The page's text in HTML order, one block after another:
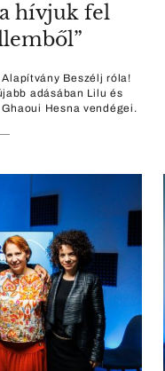
hívjuk fel
Beszélj róla!
adásában Lilu és
Hesna vendégei.